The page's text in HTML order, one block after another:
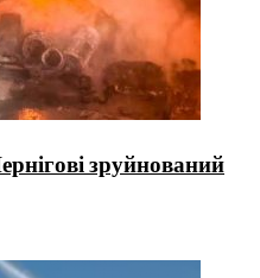
зруйнований